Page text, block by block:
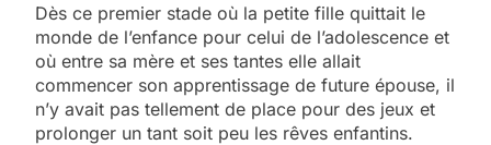
Dès ce premier stade où la petite fille quittait le
monde de l’enfance pour celui de l’adolescence et
où entre sa mère et ses tantes elle allait
commencer son apprentissage de future épouse, il
n’y avait pas tellement de place pour des jeux et
prolonger un tant soit peu les rêves enfantins.